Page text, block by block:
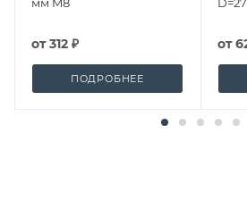
от312 ₽
ПОДРОБНЕЕ
от